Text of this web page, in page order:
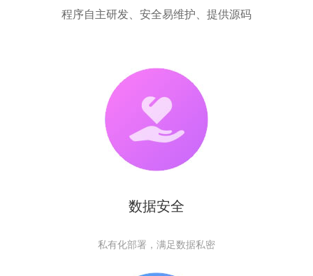
程序自主研发、安全易维护、提供源码
数据安全
私有化部署，满足数据私密